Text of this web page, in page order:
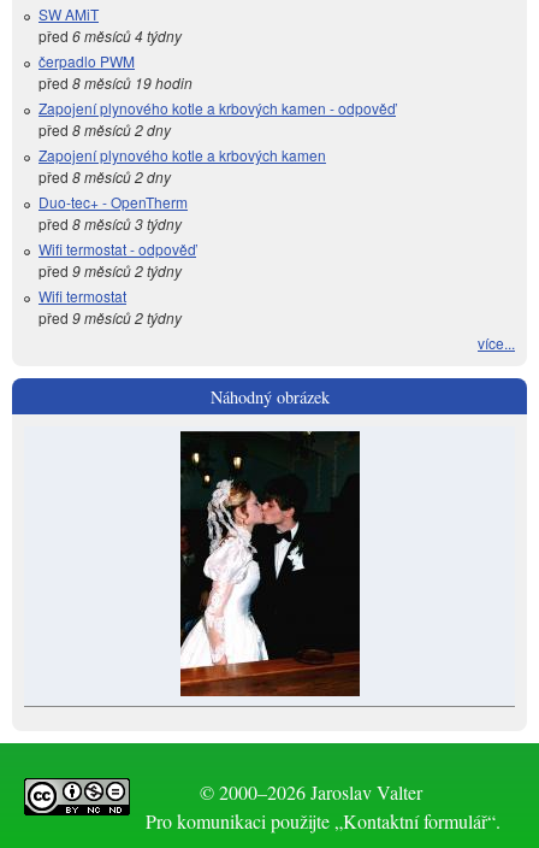
SW AMiT
před 6 měsíců 4 týdny
čerpadlo PWM
před 8 měsíců 19 hodin
Zapojení plynového kotle a krbových kamen - odpověď
před 8 měsíců 2 dny
Zapojení plynového kotle a krbových kamen
před 8 měsíců 2 dny
Duo-tec+ - OpenTherm
před 8 měsíců 3 týdny
Wifi termostat - odpověď
před 9 měsíců 2 týdny
Wifi termostat
před 9 měsíců 2 týdny
více...
Náhodný obrázek
© 2000–2026 Jaroslav Valter
Pro komunikaci použijte „Kontaktní formulář“.